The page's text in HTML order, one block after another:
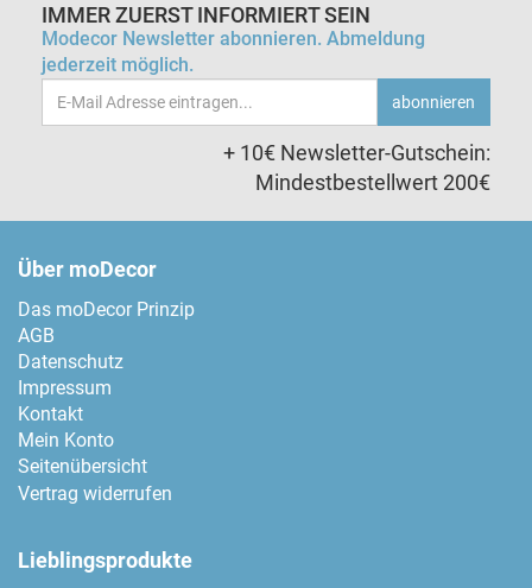
IMMER ZUERST INFORMIERT SEIN
Modecor Newsletter abonnieren. Abmeldung
jederzeit möglich.
Email-
Adresse
abonnieren
+ 10€ Newsletter-Gutschein:
Mindestbestellwert 200€
Über moDecor
Das moDecor Prinzip
AGB
Datenschutz
Impressum
Kontakt
Mein Konto
Seitenübersicht
Vertrag widerrufen
Lieblingsprodukte